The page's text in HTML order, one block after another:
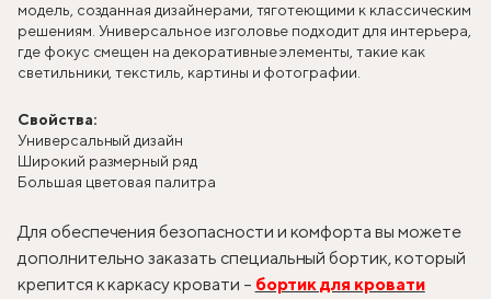
модель, созданная дизайнерами, тяготеющими к классическим
решениям. Универсальное изголовье подходит для интерьера,
где фокус смещен на декоративные элементы, такие как
светильники, текстиль, картины и фотографии.
Свойства:
Универсальный дизайн
Широкий размерный ряд
Большая цветовая палитра
Для обеспечения безопасности и комфорта вы можете
дополнительно заказать специальный бортик, который
крепится к каркасу кровати – бортик для кровати